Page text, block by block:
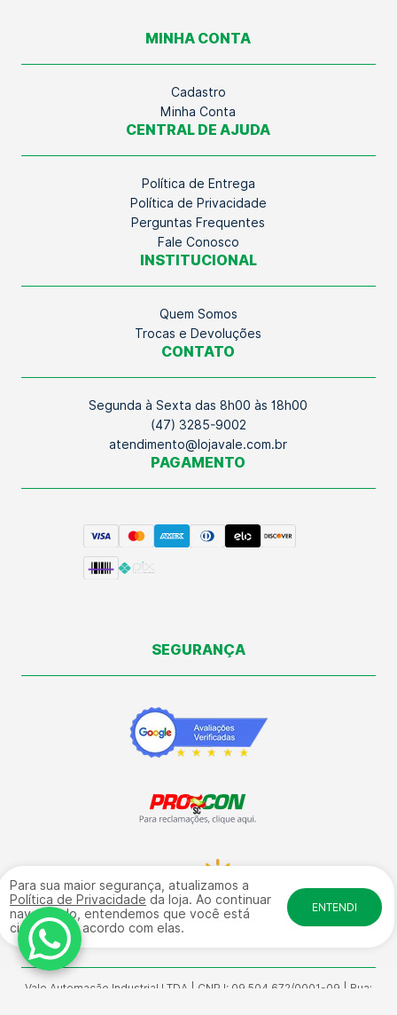
Para sua maior segurança, atualizamos a
Política de Privacidade da loja. Ao continuar
navegando, entendemos que você está
ciente e de acordo com elas.
ENTENDI
MINHA CONTA
Cadastro
Minha Conta
CENTRAL DE AJUDA
Política de Entrega
Política de Privacidade
Perguntas Frequentes
Fale Conosco
INSTITUCIONAL
Quem Somos
Trocas e Devoluções
CONTATO
Segunda à Sexta das 8h00 às 18h00
(47) 3285-9002
atendimento@lojavale.com.br
PAGAMENTO
SEGURANÇA
Vale Automação Industrial LTDA | CNPJ: 09.504.672/0001-09 | Rua: